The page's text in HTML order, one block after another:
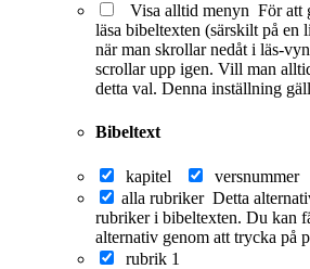
Visa alltid menyn För att
läsa bibeltexten (särskilt på en
när man skrollar nedåt i läs-
scrollar upp igen. Vill man
detta val. Denna inställning
Bibeltext
kapitel
versnummer
alla rubriker Detta
rubriker i bibeltexten. Du kan
alternativ genom att trycka på
rubrik 1